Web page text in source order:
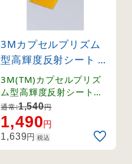
3Mカプセルプリズム
型高輝度反射シート 9
0×250mm 黄 (39000
8)
3M(TM)カプセルプリズ
ム型高輝度反射シート。
封入レンズの約4.5倍の輝
度。
通常:1,540円
1,490円
1,639円 税込